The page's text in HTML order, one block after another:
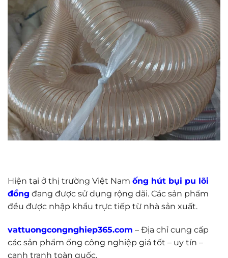
Hiện tại ở thị trường Việt Nam ống hút bụi pu lõi
đồng đang được sử dụng rộng dãi. Các sản phẩm
đều được nhập khẩu trực tiếp từ nhà sản xuất.
vattuongcongnghiep365.com – Địa chỉ cung cấp
các sản phẩm ống công nghiệp giá tốt – uy tín –
cạnh tranh toàn quốc.